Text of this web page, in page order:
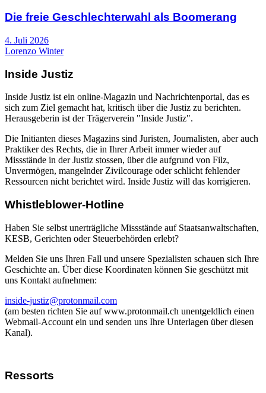
Die freie Geschlechterwahl als Boomerang
4. Juli 2026
Lorenzo Winter
Inside Justiz
Inside Justiz ist ein online-Magazin und Nachrichtenportal, das es
sich zum Ziel gemacht hat, kritisch über die Justiz zu berichten.
Herausgeberin ist der Trägerverein "Inside Justiz".
Die Initianten dieses Magazins sind Juristen, Journalisten, aber auch
Praktiker des Rechts, die in Ihrer Arbeit immer wieder auf
Missstände in der Justiz stossen, über die aufgrund von Filz,
Unvermögen, mangelnder Zivilcourage oder schlicht fehlender
Ressourcen nicht berichtet wird. Inside Justiz will das korrigieren.
Whistleblower-Hotline
Haben Sie selbst unerträgliche Missstände auf Staatsanwaltschaften,
KESB, Gerichten oder Steuerbehörden erlebt?
Melden Sie uns Ihren Fall und unsere Spezialisten schauen sich Ihre
Geschichte an. Über diese Koordinaten können Sie geschützt mit
uns Kontakt aufnehmen:
inside-justiz@protonmail.com
(am besten richten Sie auf www.protonmail.ch unentgeldlich einen
Webmail-Account ein und senden uns Ihre Unterlagen über diesen
Kanal).
Ressorts